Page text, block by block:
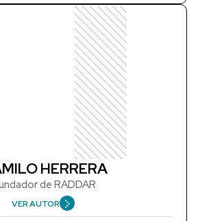
HERRERA
de RADDAR
VER AUTOR